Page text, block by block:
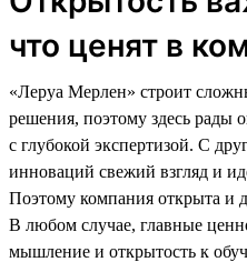
что ценят в
«Леруа Мерлен» строит
решения, поэтому здесь рады
с глубокой экспертизой. С
инноваций свежий взгляд и
Поэтому компания открыта и
В любом случае, главные
мышление и открытость к